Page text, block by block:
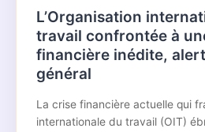
L’Organisation
travail confrontée à
financière inédite,
général
La crise financière actuelle qui
internationale du travail (OIT)